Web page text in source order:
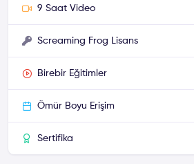
9 Saat Video
Screaming Frog Lisans
Birebir Eğitimler
Ömür Boyu Erişim
Sertifika